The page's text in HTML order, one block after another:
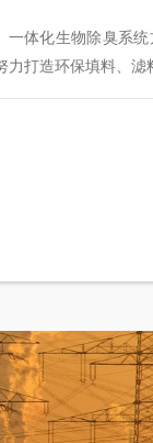
体化生物除臭系
打造环保填料、滤